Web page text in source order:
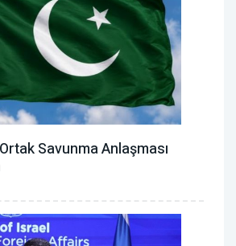
Savunma Anlaşması